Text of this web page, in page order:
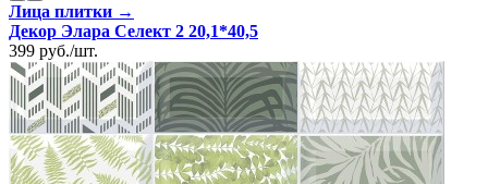
Лица плитки →
Декор Элара Селект 2 20,1*40,5
399 руб./шт.